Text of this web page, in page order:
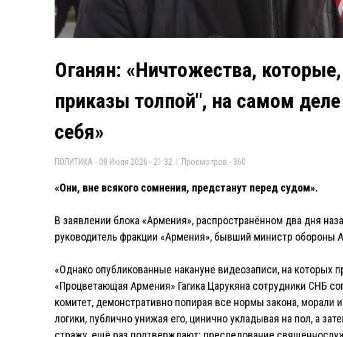
Оганян: «Ничтожества,
приказы толпой", на самом
себя»
ПОЛИТИКА - 08 Июля 2026 - 21:32 | Просмотров - 360
«Они, вне всякого сомнения, предстанут перед судом».
В заявлении блока «Армения», распространённом два дня
руководитель фракции «Армения», бывший министр обороны
«Однако опубликованные накануне видеозаписи, на которых
«Процветающая Армения» Гагика Царукяна сотрудники СНБ
комитет, демонстративно попирая все нормы закона, морали
логики, публично унижая его, цинично укладывая на пол, а